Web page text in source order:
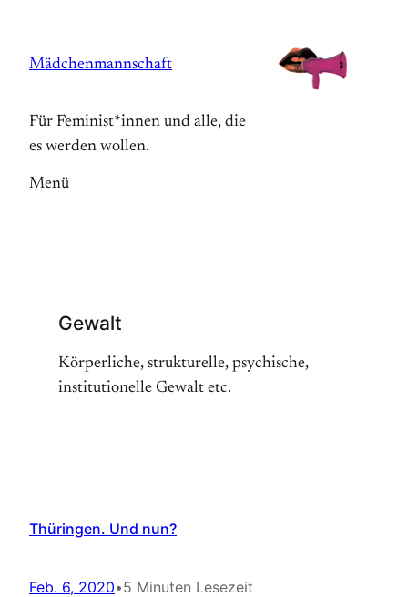
springen
Mädchenmannschaft
Für Feminist*innen und alle, die
es werden wollen.
Menü
Gewalt
Körperliche, strukturelle, psychische,
institutionelle Gewalt etc.
Thüringen. Und nun?
Feb. 6, 2020•5 Minuten Lesezeit